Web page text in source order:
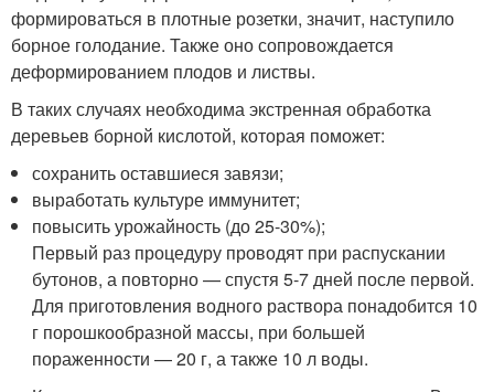
формироваться в плотные розетки, значит, наступило
борное голодание. Также оно сопровождается
деформированием плодов и листвы.
В таких случаях необходима экстренная обработка
деревьев борной кислотой, которая поможет:
сохранить оставшиеся завязи;
выработать культуре иммунитет;
повысить урожайность (до 25-30%);
Первый раз процедуру проводят при распускании
бутонов, а повторно — спустя 5-7 дней после первой.
Для приготовления водного раствора понадобится 10
г порошкообразной массы, при большей
пораженности — 20 г, а также 10 л воды.